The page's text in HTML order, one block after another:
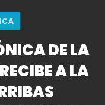
DE LA
A LA